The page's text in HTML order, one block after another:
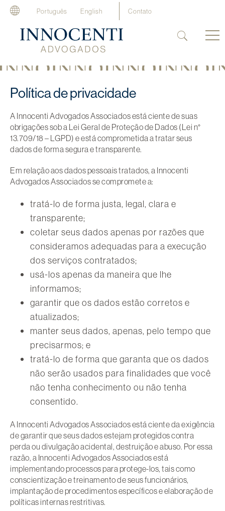
Português English Contato
Política de privacidade
A Innocenti Advogados Associados está ciente de suas
obrigações sob a Lei Geral de Proteção de Dados (Lei n°
13.709/18 – LGPD) e está comprometida a tratar seus
dados de forma segura e transparente.
Em relação aos dados pessoais tratados, a Innocenti
Advogados Associados se compromete a:
tratá-lo de forma justa, legal, clara e
transparente;
coletar seus dados apenas por razões que
consideramos adequadas para a execução
dos serviços contratados;
usá-los apenas da maneira que lhe
informamos;
garantir que os dados estão corretos e
atualizados;
manter seus dados, apenas, pelo tempo que
precisarmos; e
tratá-lo de forma que garanta que os dados
não serão usados para finalidades que você
não tenha conhecimento ou não tenha
consentido.
A Innocenti Advogados Associados está ciente da exigência
de garantir que seus dados estejam protegidos contra
perda ou divulgação acidental, destruição e abuso. Por essa
razão, a Innocenti Advogados Associados está
implementando processos para protege-los, tais como
conscientização e treinamento de seus funcionários,
implantação de procedimentos específicos e elaboração de
políticas internas restritivas.